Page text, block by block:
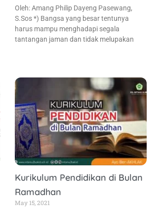
Oleh: Amang Philip Dayeng Pasewang,
S.Sos *) Bangsa yang besar tentunya
harus mampu menghadapi segala
tantangan jaman dan tidak melupakan
Kurikulum Pendidikan di Bulan
Ramadhan
May 15, 2021